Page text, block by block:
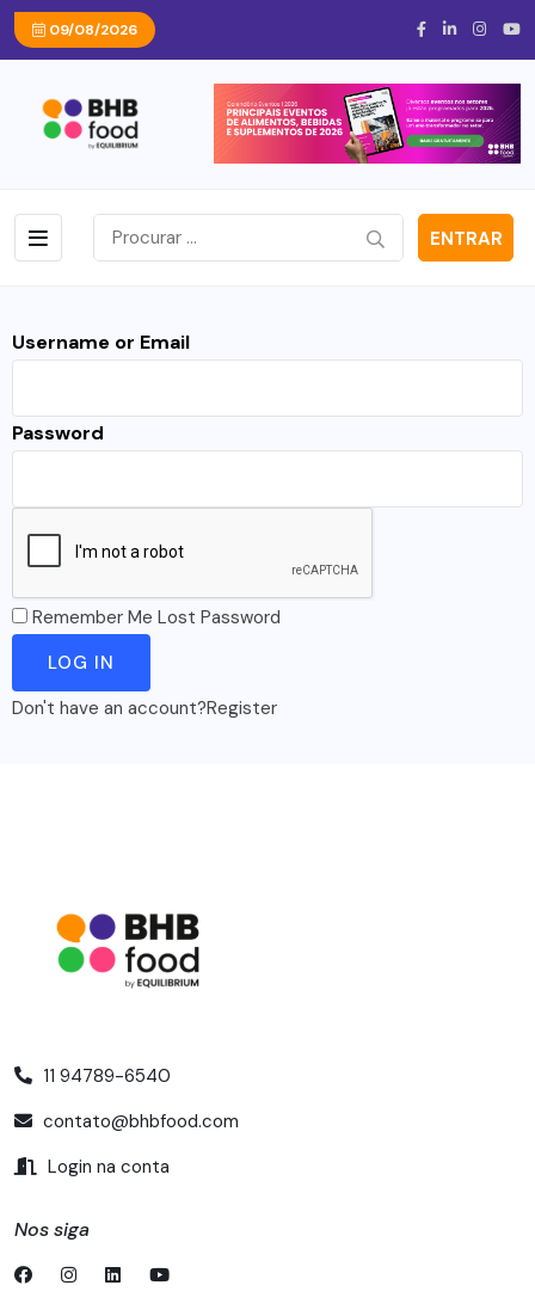
09/08/2026
ENTRAR
Username or Email
Password
Remember Me Lost Password
Don't have an account?Register
11 94789-6540
contato@bhbfood.com
Login na conta
Nos siga